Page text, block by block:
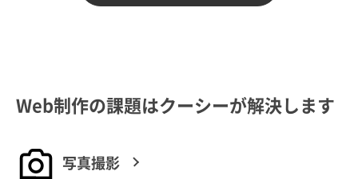
Web制作の課題はクーシーが解決します
写真撮影